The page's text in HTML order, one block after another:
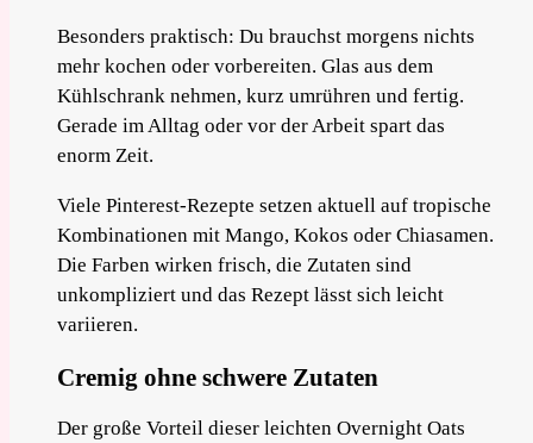
Besonders praktisch: Du brauchst morgens nichts
mehr kochen oder vorbereiten. Glas aus dem
Kühlschrank nehmen, kurz umrühren und fertig.
Gerade im Alltag oder vor der Arbeit spart das
enorm Zeit.
Viele Pinterest-Rezepte setzen aktuell auf tropische
Kombinationen mit Mango, Kokos oder Chiasamen.
Die Farben wirken frisch, die Zutaten sind
unkompliziert und das Rezept lässt sich leicht
variieren.
Cremig ohne schwere Zutaten
Der große Vorteil dieser leichten Overnight Oats